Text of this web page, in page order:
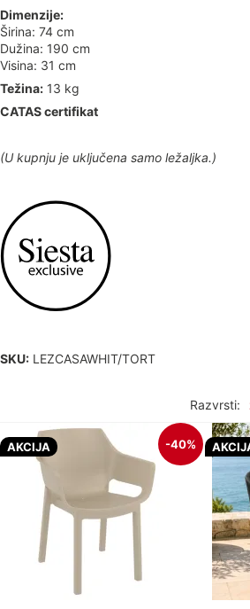
Dimenzije:
Širina: 74 cm
Dužina: 190 cm
Visina: 31 cm
Težina: 13 kg
CATAS certifikat
(U kupnju je uključena samo ležaljka.)
SKU: LEZCASAWHIT/TORT
Razvrsti:
AKCIJA -40%